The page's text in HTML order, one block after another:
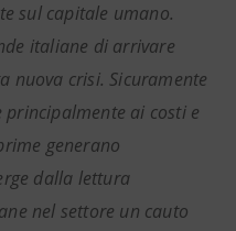
sul capitale umano.
italiane di arrivare
nuova crisi. Sicuramente
principalmente ai costi e
generano
dalla lettura
nel settore un cauto